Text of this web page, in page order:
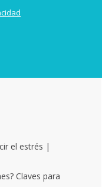
el estrés |
Claves para